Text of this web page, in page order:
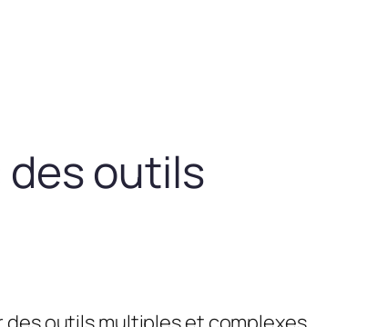
outils